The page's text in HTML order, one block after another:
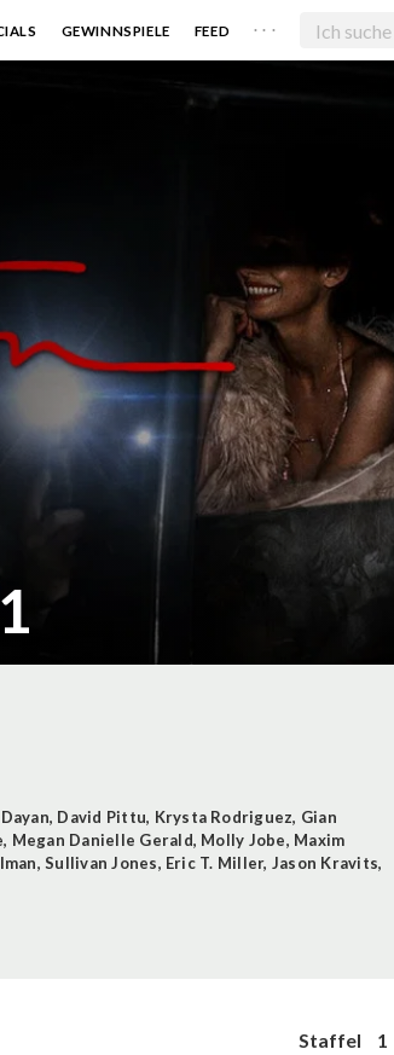
GEWINNSPIELE FEED . . .
, David Pittu, Krysta Rodriguez, Gian
, Megan Danielle Gerald, Molly Jobe, Maxim
,Sullivan Jones, Eric T. Miller, Jason Kravits,
Staffel 1